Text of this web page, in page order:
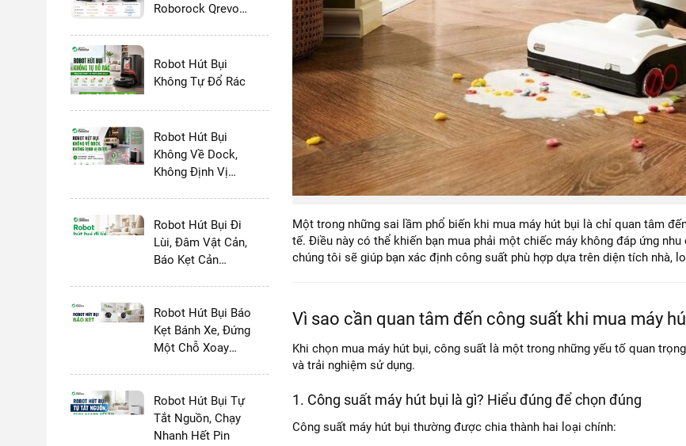
Roborock Qrevo
T80S - 2026
Robot Hút Bụi
Không Tự Đổ Rác
Robot Hút Bụi
Không Về Dock,
Không Định Vị
Robot Hút Bụi Đi
Lùi, Đâm Vật Cản,
Báo Kẹt Cản
Robot Hút Bụi Báo
Kẹt Bánh Xe, Đứng
Một Chỗ Xoay
Robot Hút Bụi Tự
Tắt Nguồn, Chạy
Nhanh Hết Pin
Một trong những sai lầm phổ biến khi mua máy hút bụi là chỉ quan tâm
tế. Điều này có thể khiến bạn mua phải một chiếc máy không đáp ứng
chúng tôi sẽ giúp bạn xác định công suất phù hợp dựa trên diện tích nhà,
Vì sao cần quan tâm đến công suất khi mua máy
Khi chọn mua máy hút bụi, công suất là một trong những yếu tố quan
và trải nghiệm sử dụng.
1. Công suất máy hút bụi là gì? Hiểu đúng để chọn đúng
Công suất máy hút bụi thường được chia thành hai loại chính: